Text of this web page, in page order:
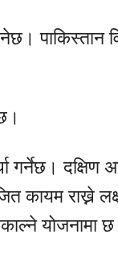
पाकिस्तान
गर्नेछ। दक्षिण
कायम राख्ने
योजनामा